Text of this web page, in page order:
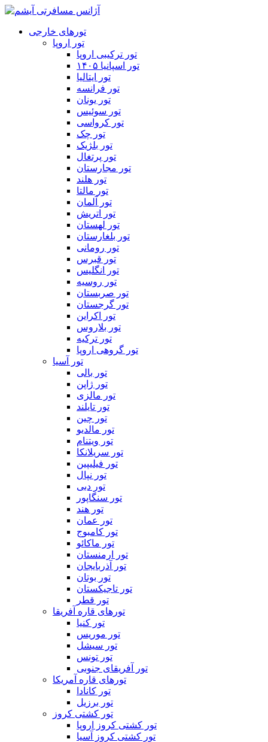
تورهای خارجی
تور اروپا
تور ترکیبی اروپا
تور اسپانیا ۱۴۰۵
تور ایتالیا
تور فرانسه
تور یونان
تور سوئیس
تور کرواسی
تور چک
تور بلژیک
تور پرتغال
تور مجارستان
تور هلند
تور مالتا
تور آلمان
تور اتریش
تور لهستان
تور بلغارستان
تور رومانی
تور قبرس
تور انگلیس
تور روسیه
تور صربستان
تور گرجستان
تور اکراین
تور بلاروس
تور ترکیه
تور گروهی اروپا
تور آسیا
تور بالی
تور ژاپن
تور مالزی
تور تایلند
تور چین
تور مالدیو
تور ویتنام
تور سریلانکا
تور فیلیپین
تور نپال
تور دبی
تور سنگاپور
تور هند
تور عمان
تور کامبوج
تور ماکائو
تور ارمنستان
تور آذربایجان
تور بوتان
تور تاجیکستان
تور قطر
تورهای قاره آفریقا
تور کنیا
تور موریس
تور سیشل
تور تونس
تور آفریقای جنوبی
تورهای قاره آمریکا
تور کانادا
تور برزیل
تور کشتی کروز
تور کشتی کروز اروپا
تور کشتی کروز آسیا